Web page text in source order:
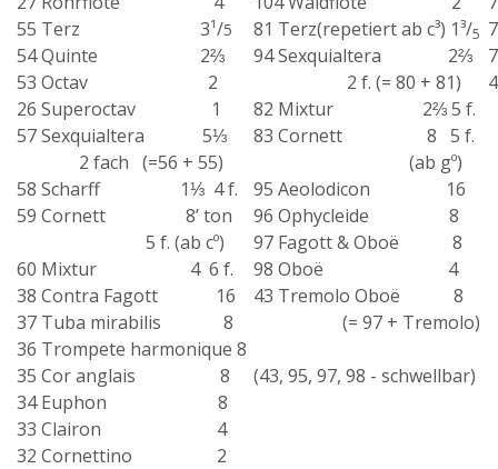
55 Terz 3¹/5
54 Quinte 2⅔
53 Octav 2
26 Superoctav 1
57 Sexquialtera 5⅓
2 fach (=56 + 55)
58 Scharff 1⅓ 4 f.
59 Cornett 8’ ton
5 f. (ab cº)
60 Mixtur 4 6 f.
38 Contra Fagott 16
37 Tuba mirabilis 8
36 Trompete harmonique 8
35 Cor anglais 8
34 Euphon 8
33 Clairon 4
32 Cornettino 2
81 Terz(repetiert ab c³) 1³/5
94 Sexquialtera 2⅔
2 f. (= 80 + 81)
82 Mixtur 2⅔ 5 f.
83 Cornett 8 5 f.
(ab gº)
95 Aeolodicon 16
96 Ophycleide 8
97 Fagott & Oboë 8
98 Oboë 4
43 Tremolo Oboë 8
(= 97 + Tremolo)
(43, 95, 97, 98 - schwellbar)